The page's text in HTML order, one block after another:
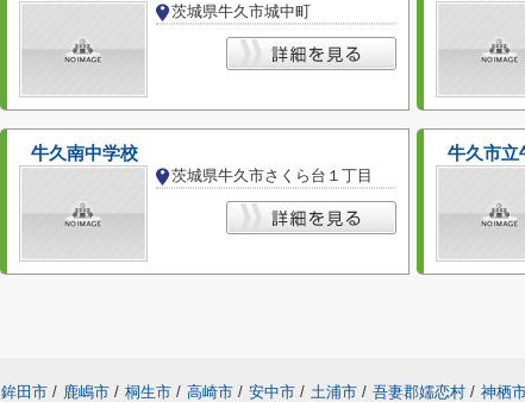
茨城県牛久市城中町
牛久南中学校
茨城県牛久市さくら台１丁目
牛久市立
鉾田市 / 鹿嶋市 / 桐生市 / 高崎市 / 安中市 / 土浦市 / 吾妻郡嬬恋村 / 神栖